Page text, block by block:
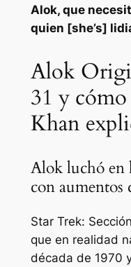
Alok, que
quien [she’s]
Alok
31 y
Khan
Alok luchó en
con
Star Trek:
que en realidad
década de 1970